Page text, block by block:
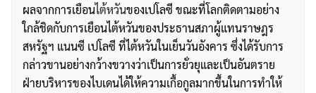
ผลจากการเยือนไต้หวันของเปโลซี ขณะที่โลกติดตามอย่าง
ใกล้ชิดกับการเยือนไต้หวันของประธานสภาผู้แทนราษฎร
สหรัฐฯ แนนซี เปโลซี ที่ไต้หวันในเย็นวันอังคาร ซึ่งได้รับการ
กล่าวขานอย่างกว้างขวางว่าเป็นการยั่วยุและเป็นอันตราย
ฝ่ายบริหารของไบเดนได้ให้ความเกื้อกูลมากขึ้นในการทำให้